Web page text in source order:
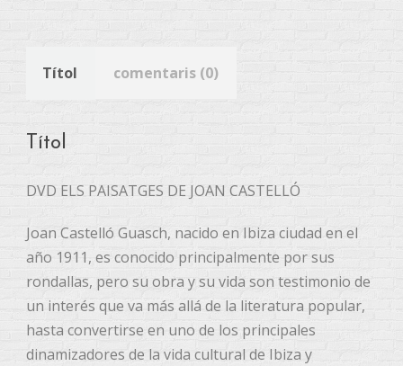
Títol comentaris (0)
Títol
DVD ELS PAISATGES DE JOAN CASTELLÓ
Joan Castelló Guasch, nacido en Ibiza ciudad en el
año 1911, es conocido principalmente por sus
rondallas, pero su obra y su vida son testimonio de
un interés que va más allá de la literatura popular,
hasta convertirse en uno de los principales
dinamizadores de la vida cultural de Ibiza y